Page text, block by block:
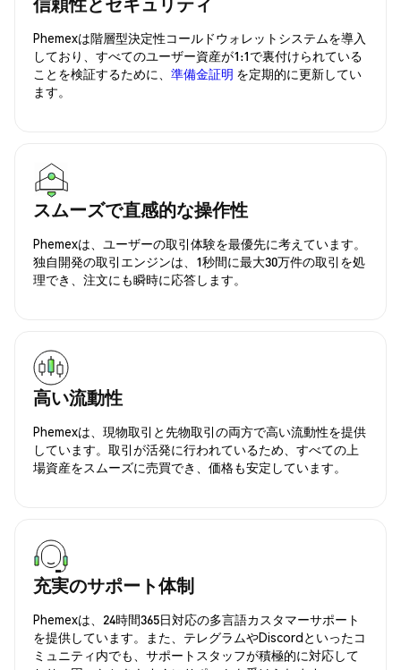
Phemexは階層型決定性コールドウォレットシステムを導入
しており、すべてのユーザー資産が1:1で裏付けられている
ことを検証するために、 準備金証明 を定期的に更新してい
ます。
スムーズで直感的な操作性
Phemexは、ユーザーの取引体験を最優先に考えています。
独自開発の取引エンジンは、1秒間に最大30万件の取引を処
理でき、注文にも瞬時に応答します。
高い流動性
Phemexは、現物取引と先物取引の両方で高い流動性を提供
しています。取引が活発に行われているため、すべての上
場資産をスムーズに売買でき、価格も安定しています。
充実のサポート体制
Phemexは、24時間365日対応の多言語カスタマーサポート
を提供しています。また、テレグラムやDiscordといったコ
ミュニティ内でも、サポートスタッフが積極的に対応して